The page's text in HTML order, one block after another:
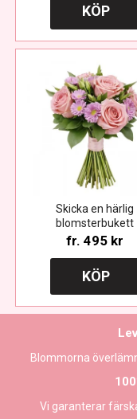
KÖP
Skicka en härlig
blomsterbukett
fr. 495 kr
KÖP
Blommorna
Vi garanterar